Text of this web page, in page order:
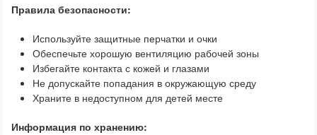
Правила безопасности:
Используйте защитные перчатки и очки
Обеспечьте хорошую вентиляцию рабочей зоны
Избегайте контакта с кожей и глазами
Не допускайте попадания в окружающую среду
Храните в недоступном для детей месте
Информация по хранению: